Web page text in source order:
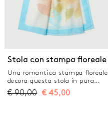
Stola con stampa floreale
Una romantica stampa floreale
decora questa stola in pura
seta, leggera e ricca alla mano.
Perfetta in primavera con
€ 90,00 € 45,00